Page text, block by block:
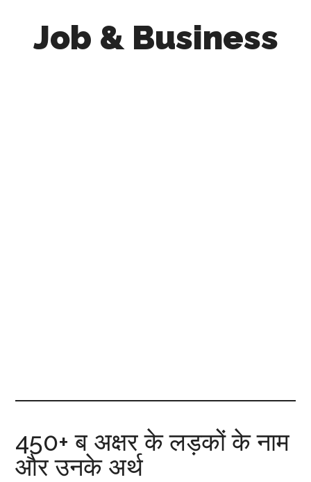
Job & Business
450+ ब अक्षर के लड़कों के नाम
और उनके अर्थ